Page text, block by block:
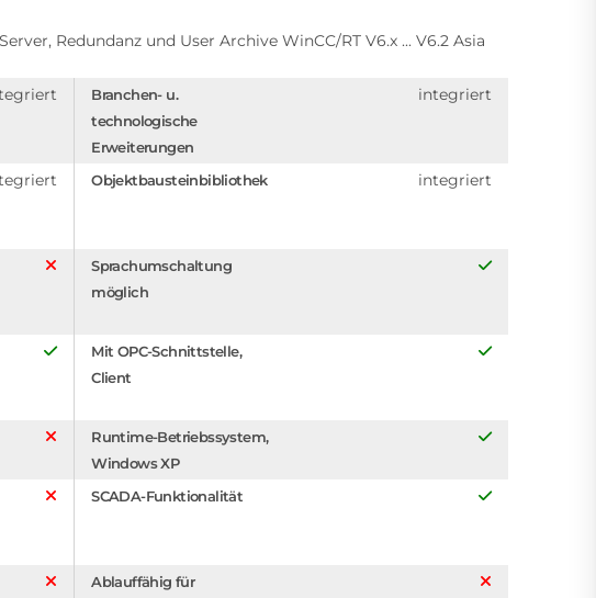
Redundanz und User Archive WinCC/RT V6.x ... V6.2 Asia
Branchen- u.
technologische
Erweiterungen
integriert
Objektbausteinbibliothek integriert
Sprachumschaltung
möglich
Mit OPC-Schnittstelle,
Client
Runtime-Betriebssystem,
Windows XP
SCADA-Funktionalität
Ablauffähig für